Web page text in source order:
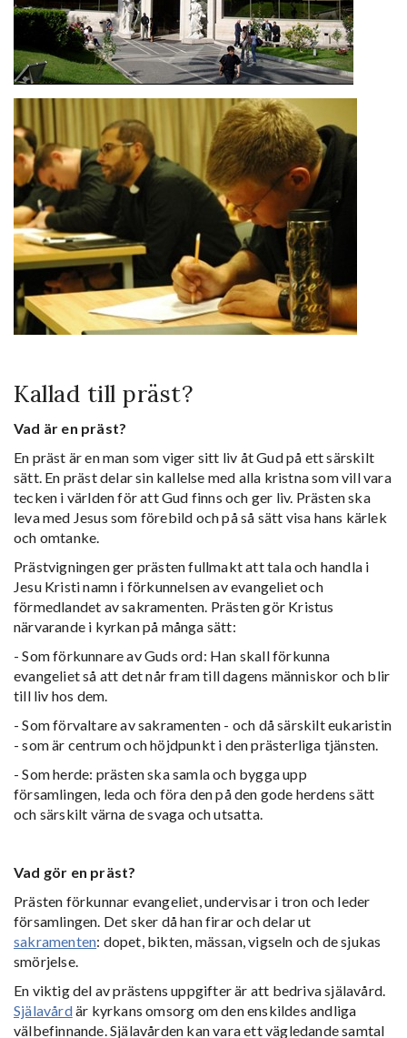
Kallad till präst?
Vad är en präst?
En präst är en man som viger sitt liv åt Gud på ett särskilt
sätt. En präst delar sin kallelse med alla kristna som vill vara
tecken i världen för att Gud finns och ger liv. Prästen ska
leva med Jesus som förebild och på så sätt visa hans kärlek
och omtanke.
Prästvigningen ger prästen fullmakt att tala och handla i
Jesu Kristi namn i förkunnelsen av evangeliet och
förmedlandet av sakramenten. Prästen gör Kristus
närvarande i kyrkan på många sätt:
- Som förkunnare av Guds ord: Han skall förkunna
evangeliet så att det når fram till dagens människor och blir
till liv hos dem.
- Som förvaltare av sakramenten - och då särskilt eukaristin
- som är centrum och höjdpunkt i den prästerliga tjänsten.
- Som herde: prästen ska samla och bygga upp
församlingen, leda och föra den på den gode herdens sätt
och särskilt värna de svaga och utsatta.
Vad gör en präst?
Prästen förkunnar evangeliet, undervisar i tron och leder
församlingen. Det sker då han firar och delar ut
sakramenten: dopet, bikten, mässan, vigseln och de sjukas
smörjelse.
En viktig del av prästens uppgifter är att bedriva själavård.
Själavårdär kyrkans omsorg om den enskildes andliga
välbefinnande. Själavården kan vara ett vägledande samtal